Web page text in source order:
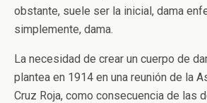
obstante, suele ser la inicial, dama
simplemente, dama.
La necesidad de crear un cuerpo de
plantea en 1914 en una reunión de la
Cruz Roja, como consecuencia de las